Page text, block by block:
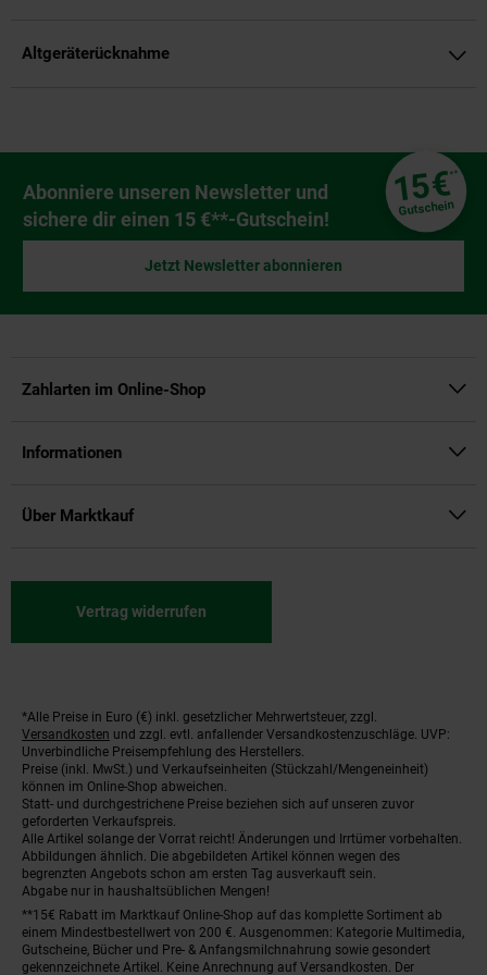
Altgeräterücknahme
Newsletter Anmeldung
Abonniere unseren Newsletter und
sichere dir einen 15 €**-Gutschein!
15€**
Gutschein
Jetzt Newsletter abonnieren
Zahlarten im Online-Shop
Informationen
Über Marktkauf
Vertrag widerrufen
Fußnoten
*Alle Preise in Euro (€) inkl. gesetzlicher Mehrwertsteuer, zzgl.
Versandkosten und zzgl. evtl. anfallender Versandkostenzuschläge. UVP:
Unverbindliche Preisempfehlung des Herstellers.
Preise (inkl. MwSt.) und Verkaufseinheiten (Stückzahl/Mengeneinheit)
können im Online-Shop abweichen.
Statt- und durchgestrichene Preise beziehen sich auf unseren zuvor
geforderten Verkaufspreis.
Alle Artikel solange der Vorrat reicht! Änderungen und Irrtümer vorbehalten.
Abbildungen ähnlich. Die abgebildeten Artikel können wegen des
begrenzten Angebots schon am ersten Tag ausverkauft sein.
Abgabe nur in haushaltsüblichen Mengen!
**15€ Rabatt im Marktkauf Online-Shop auf das komplette Sortiment ab
einem Mindestbestellwert von 200 €. Ausgenommen: Kategorie Multimedia,
Gutscheine, Bücher und Pre- & Anfangsmilchnahrung sowie gesondert
gekennzeichnete Artikel. Keine Anrechnung auf Versandkosten. Der